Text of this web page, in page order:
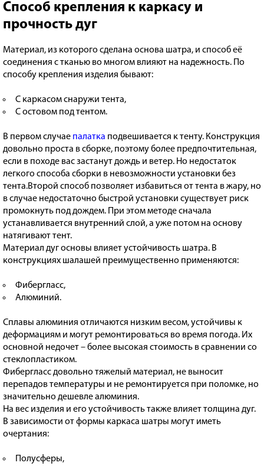
Способ крепления к каркасу и
прочность дуг
Материал, из которого сделана основа шатра, и способ её
соединения с тканью во многом влияют на надежность. По
способу крепления изделия бывают:
С каркасом снаружи тента,
С остовом под тентом.
В первом случае палатка подвешивается к тенту. Конструкция
довольно проста в сборке, поэтому более предпочтительная,
если в походе вас застанут дождь и ветер. Но недостаток
легкого способа сборки в невозможности установки без
тента.Второй способ позволяет избавиться от тента в жару, но
в случае недостаточно быстрой установки существует риск
промокнуть под дождем. При этом методе сначала
устанавливается внутренний слой, а уже потом на основу
натягивают тент.
Материал дуг основы влияет устойчивость шатра. В
конструкциях шалашей преимущественно применяются:
Фибергласс,
Алюминий.
Сплавы алюминия отличаются низким весом, устойчивы к
деформациям и могут ремонтироваться во время погода. Их
основной недочет – более высокая стоимость в сравнении со
стеклопластиком.
Фибергласс довольно тяжелый материал, не выносит
перепадов температуры и не ремонтируется при поломке, но
значительно дешевле алюминия.
На вес изделия и его устойчивость также влияет толщина дуг.
В зависимости от формы каркаса шатры могут иметь
очертания:
Полусферы,